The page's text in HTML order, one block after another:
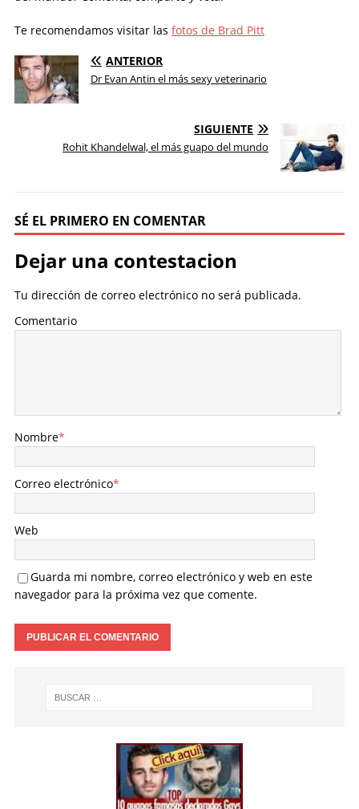
Te recomendamos visitar las fotos de Brad Pitt
ANTERIOR
Dr Evan Antin el más sexy veterinario
SIGUIENTE
Rohit Khandelwal, el más guapo del mundo
SÉ EL PRIMERO EN COMENTAR
Dejar una contestacion
Tu dirección de correo electrónico no será publicada.
Comentario
Nombre*
Correo electrónico*
Web
Guarda mi nombre, correo electrónico y web en este
navegador para la próxima vez que comente.